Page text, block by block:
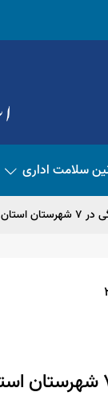
سلامت اداری
شد